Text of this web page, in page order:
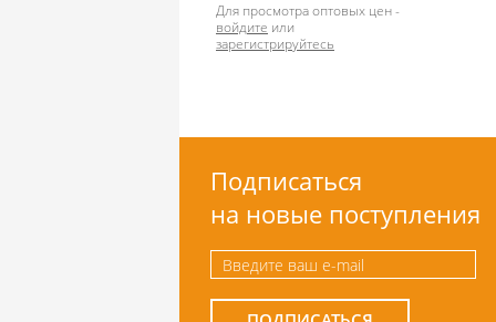
Для просмотра оптовых цен -
войдите или
зарегистрируйтесь
Подписаться
на новые поступления